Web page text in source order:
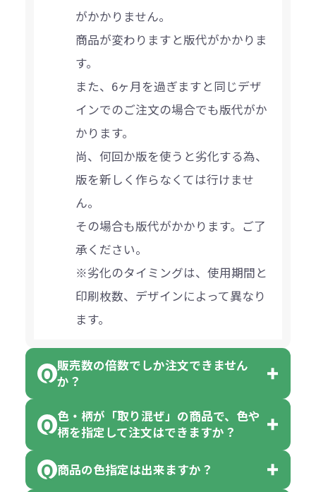
がかかりません。
商品が変わりますと版代がかかりま
す。
また、6ヶ月を過ぎますと同じデザ
インでのご注文の場合でも版代がか
かります。
尚、何回か版を使うと劣化する為、
版を新しく作らなくては行けませ
ん。
その場合も版代がかかります。ご了
承ください。
※劣化のタイミングは、使用期間と
印刷枚数、デザインによって異なり
ます。
販売数の倍数でしか注文できません
か？
一部商品（※）を除き、注文可能数
です。
色・柄が「取り混ぜ」の商品で、色や
柄を指定して注文はできますか？
「色・柄 取り混ぜ」のラベルがつい
商品の色指定は出来ますか？